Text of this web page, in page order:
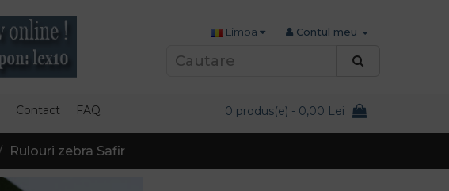
Contul meu
Limba
Contact FAQ 0 produs(e) - 0,00 Lei
Rulouri zebra Safir